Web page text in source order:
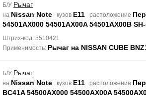
Б/У Рычаг
на Nissan Note кузов E11 расположение
54501AX000 54501AX00A 54501AX00B
Штрих-код: 8510421
Применимость: Рычаг на NISSAN CUBE
Б/У Рычаг
на Nissan Note кузов E11 расположение
BC41A 54500AX000 54500AX00A